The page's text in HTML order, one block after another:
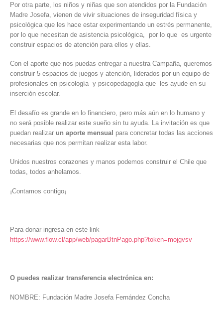
Por otra parte, los niños y niñas que son atendidos por la Fundación
Madre Josefa, vienen de vivir situaciones de inseguridad física y
psicológica que les hace estar experimentando un estrés permanente,
por lo que necesitan de asistencia psicológica, por lo que es urgente
construir espacios de atención para ellos y ellas.
Con el aporte que nos puedas entregar a nuestra Campaña, queremos
construir 5 espacios de juegos y atención, liderados por un equipo de
profesionales en psicología y psicopedagogía que les ayude en su
inserción escolar.
El desafío es grande en lo financiero, pero más aún en lo humano y
no será posible realizar este sueño sin tu ayuda. La invitación es que
puedan realizar un aporte mensual para concretar todas las acciones
necesarias que nos permitan realizar esta labor.
Unidos nuestros corazones y manos podemos construir el Chile que
todas, todos anhelamos.
¡Contamos contigo¡
Para donar ingresa en este link
https://www.flow.cl/app/web/pagarBtnPago.php?token=mojgvsv
O puedes realizar transferencia electrónica en:
NOMBRE: Fundación Madre Josefa Fernández Concha